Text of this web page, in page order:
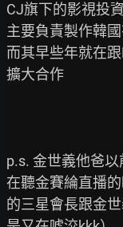
CJ旗下的影視投
主要負責製作韓
而其早些年就在
擴大合作
p.s. 金世義他爸
在聽金賽綸直播
的三星會長跟金